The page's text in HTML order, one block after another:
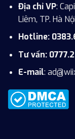
Địa chỉ VP:
Liêm, TP. Hà Nội
Hotline:
Tư vấn:
E-mail: